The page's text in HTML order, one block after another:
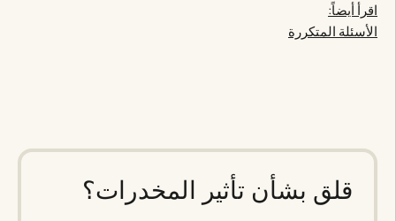
اقرأ أيضاً:
الأسئلة المتكررة
قلق بشأن تأثير المخدرات؟